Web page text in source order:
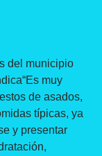
del municipio
muy
de asados,
típicas, ya
y presentar